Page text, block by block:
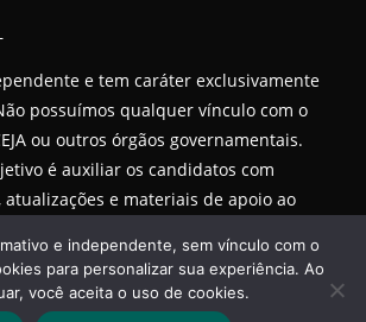
nova
aba
nova
aba
e tem caráter exclusivamente
possuímos qualquer vínculo com o
ou outros órgãos governamentais.
é auxiliar os candidatos com
atualizações e materiais de apoio ao
e independente, sem vínculo com o
para personalizar sua experiência. Ao
você aceita o uso de cookies.